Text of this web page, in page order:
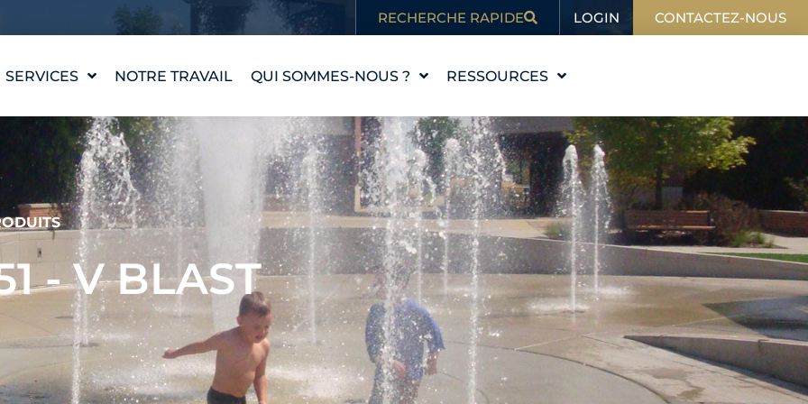
RECHERCHE RAPIDE LOGIN CONTACTEZ-NOUS
SERVICES
CONCEPTION D'UNE
PIÈCE D'EAU
WATERLAB™
ASSISTANCE
TECHNIQUE ET
PRODUITS
NOTRE TRAVAIL QUI SOMMES-NOUS ?
NOTRE HISTOIRE
NOS VALEURS
RENCONTRER
L'ÉQUIPE
CARRIÈRES
RESSOURCES
L'ÉDUCATION
BLOG
DANS L'ACTUALITÉ
- V BLAST